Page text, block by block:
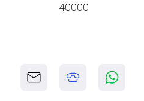
40000